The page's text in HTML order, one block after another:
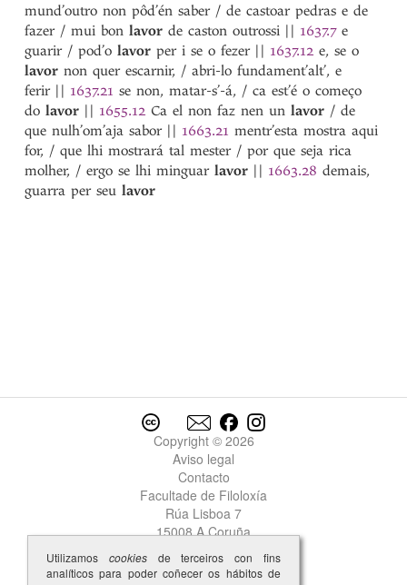
largueza
latin
lavar
lavoira
lavor
lavrada
lavrado
lavrador
lavrar
lavrare
Leiras
mund’outro non pôd’én saber / de castoar pedras e de
fazer / mui bonlavor de caston outrossi || 1637.7e
guarir / pod’olavor per i se o fezer || 1637.12 e, se o
lavor non quer escarnir, / abri-lo fundament’alt’, e
ferir || 1637.21 se non, matar-s’-á, / ca est’é o começo
dolavor || 1655.12 Ca el non faz nen unlavor / de
que nulh’om’aja sabor || 1663.21 mentr’esta mostra aqui
for, / que lhi mostrará tal mester / por que seja rica
molher, / ergo se lhi minguarlavor || 1663.28 demais,
guarra per seulavor
Copyright © 2026
Aviso legal
Contacto
Facultade de Filoloxía
Rúa Lisboa 7
15008 A Coruña
Utilizamos cookiesde terceiros con fins
analíticos para poder coñecer os hábitos de